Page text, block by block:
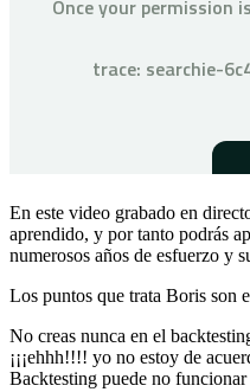
En este video grabado en
aprendido, y por tanto podrás
numerosos años de esfuerzo y
Los puntos que trata Boris son
No creas nunca en el
¡¡¡ehhh!!!! yo no estoy de
Backtesting puede no funcionar